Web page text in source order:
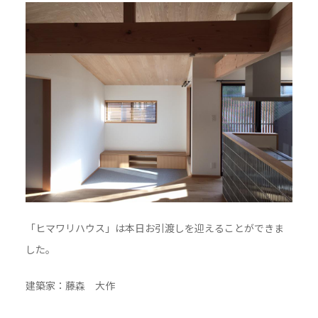
「ヒマワリハウス」は本日お引渡しを迎えることができま
した。
建築家：藤森 大作